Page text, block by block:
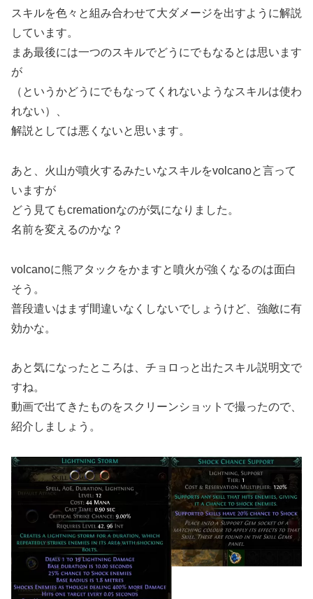
スキルを色々と組み合わせて大ダメージを出すように解説
しています。
まあ最後には一つのスキルでどうにでもなるとは思います
が
（というかどうにでもなってくれないようなスキルは使わ
れない）、
解説としては悪くないと思います。
あと、火山が噴火するみたいなスキルをvolcanoと言って
いますが
どう見てもcremationなのが気になりました。
名前を変えるのかな？
volcanoに熊アタックをかますと噴火が強くなるのは面白
そう。
普段遣いはまず間違いなくしないでしょうけど、強敵に有
効かな。
あと気になったところは、チョロっと出たスキル説明文で
すね。
動画で出てきたものをスクリーンショットで撮ったので、
紹介しましょう。